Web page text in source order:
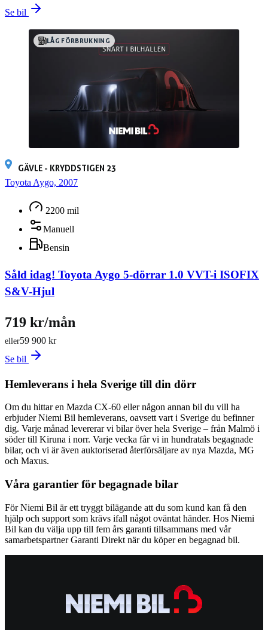
Se bil
LÅG FÖRBRUKNING
GÄVLE - KRYDDSTIGEN 23
Toyota Aygo, 2007
2200 mil
Manuell
Bensin
Såld idag! Toyota Aygo 5-dörrar 1.0 VVT-i ISOFIX
S&V-Hjul
59 900 kr
eller
719 kr/mån
Se bil
Hemleverans i hela Sverige till din dörr
Om du hittar en Mazda CX-60 eller någon annan bil du vill ha
erbjuder Niemi Bil hemleverans, oavsett vart i Sverige du befinner
dig. Varje månad levererar vi bilar över hela Sverige – från Malmö i
söder till Kiruna i norr. Varje vecka får vi in hundratals begagnade
bilar, och vi är även auktoriserad återförsäljare av nya Mazda, MG
och Maxus.
Våra garantier för begagnade bilar
För Niemi Bil är ett tryggt bilägande att du som kund kan få den
hjälp och support som krävs ifall något oväntat händer. Hos Niemi
Bil kan du välja upp till fem års garanti tillsammans med vår
samarbetspartner Garanti Direkt när du köper en begagnad bil.